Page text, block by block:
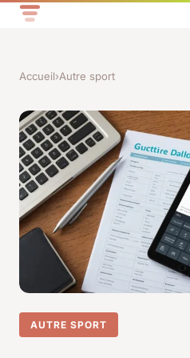
Accueil›Autre sport
AUTRE SPORT